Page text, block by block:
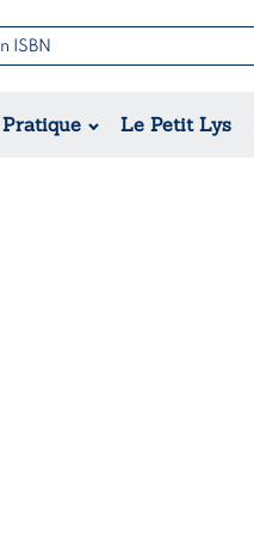
Pratique Le Petit Lys
Jeunesse